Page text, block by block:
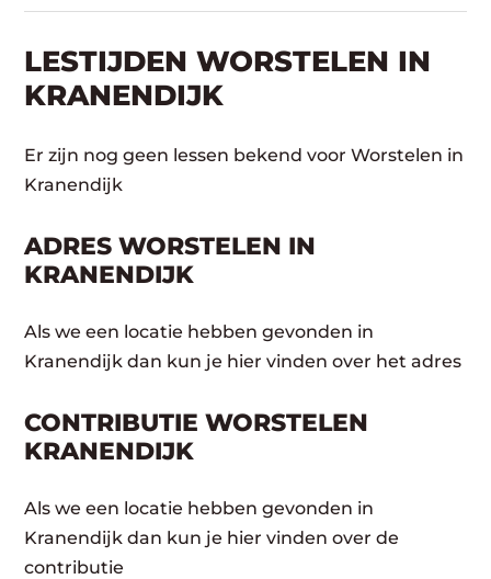
LESTIJDEN WORSTELEN IN
KRANENDIJK
Er zijn nog geen lessen bekend voor Worstelen in
Kranendijk
ADRES WORSTELEN IN
KRANENDIJK
Als we een locatie hebben gevonden in
Kranendijk dan kun je hier vinden over het adres
CONTRIBUTIE WORSTELEN
KRANENDIJK
Als we een locatie hebben gevonden in
Kranendijk dan kun je hier vinden over de
contributie